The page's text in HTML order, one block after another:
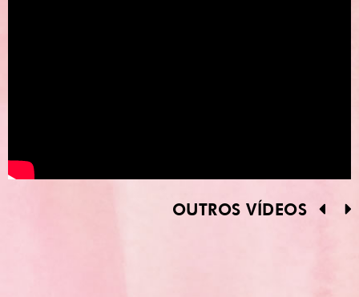
OUTROS VÍDEOS